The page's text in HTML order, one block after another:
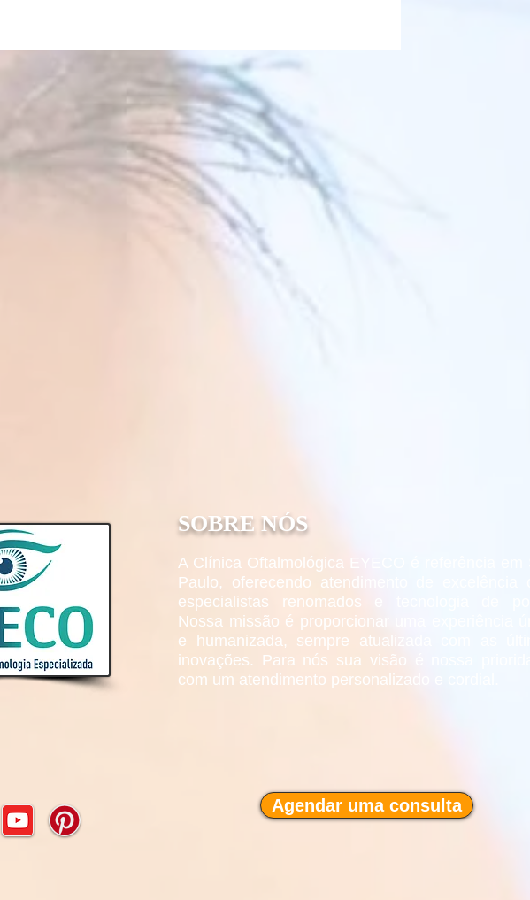
SOBRE NÓS
A Clínica Oftalmológica EYECO é referência em
Paulo, oferecendo atendimento de excelência
especialistas renomados e tecnologia de
Nossa missão é proporcionar uma experiência
e humanizada, sempre atualizada com as
inovações. Para nós sua visão é nossa
com um atendimento personalizado e cordial.
Agendar uma consulta